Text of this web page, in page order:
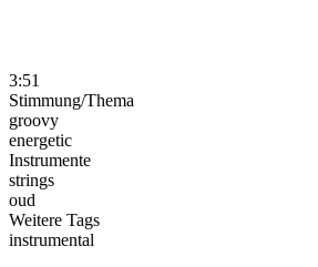
3:51
Stimmung/Thema
groovy
energetic
Instrumente
strings
oud
Weitere Tags
instrumental